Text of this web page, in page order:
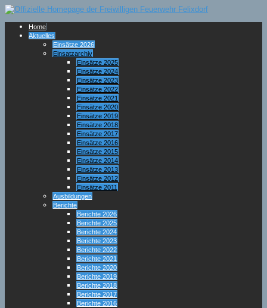
Home
Aktuelles
Einsätze 2026
Einsatzarchiv
Einsätze 2025
Einsätze 2024
Einsätze 2023
Einsätze 2022
Einsätze 2021
Einsätze 2020
Einsätze 2019
Einsätze 2018
Einsätze 2017
Einsätze 2016
Einsätze 2015
Einsätze 2014
Einsätze 2013
Einsätze 2012
Einsätze 2011
Ausbildungen
Berichte
Berichte 2026
Berichte 2025
Berichte 2024
Berichte 2023
Berichte 2022
Berichte 2021
Berichte 2020
Berichte 2019
Berichte 2018
Berichte 2017
Berichte 2016